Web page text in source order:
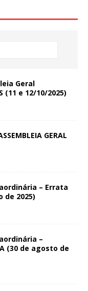
Geral
(11 e 12/10/2025)
GERAL
– Errata
de 2025)
–
(30 de agosto de